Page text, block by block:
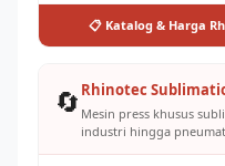
📋 Katalog & Harga
🔄 Rhinotec
Mesin press khusus
industri hingga